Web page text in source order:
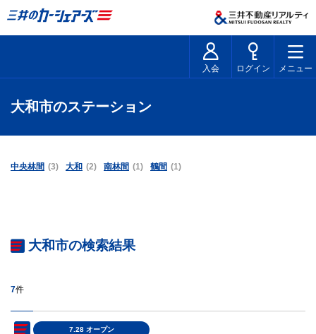
入会 ログイン メニュー
大和市のステーション
中央林間 (3) 大和 (2) 南林間 (1) 鶴間 (1)
大和市の検索結果
7件
7.28 オープン